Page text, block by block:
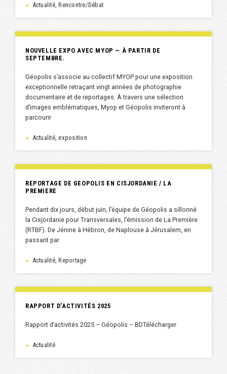
► Actualité, Rencontre/Débat
NOUVELLE EXPO AVEC MYOP — À PARTIR DE
SEPTEMBRE.
Géopolis s’associe au collectif MYOP pour une exposition
exceptionnelle retraçant vingt années de photographie
documentaire et de reportages. À travers une sélection
d’images emblématiques, Myop et Géopolis inviteront à
parcourir
► Actualité, exposition
REPORTAGE DE GEOPOLIS EN CISJORDANIE / LA
PREMIERE
Pendant dix jours, début juin, l’équipe de Géopolis a sillonné
la Cisjordanie pour Transversales, l’émission de La Première
(RTBF). De Jénine à Hébron, de Naplouse à Jérusalem, en
passant par
► Actualité, Reportage
RAPPORT D’ACTIVITÉS 2025
Rapport d’activités 2025 – Géopolis – BDTélécharger
► Actualité